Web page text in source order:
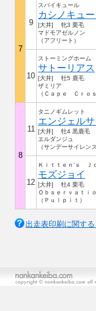
7
9
スパイキュール
カシノキュー
[大井] 牝3 栗毛
マドモアゼルノン
（アフリート）
10
ストーミングホーム
サトーリアス
[大井] 牡5 鹿毛
ザミリア
（Ｃａｐｅ Ｃｒｏｓ
8
11
タニノギムレット
エンジェル
[大井] 牡4 黒鹿毛
エルダンジュ
（サンデーサイレンス
12
Ｋｉｔｔｅｎ’ｓ Ｊ
モズジョイ
[大井] 牡4 栗毛
Ｏｂｓｅｒｖａｔｉ
（Ｐｕｌｐｉｔ）
出走表印刷に関する